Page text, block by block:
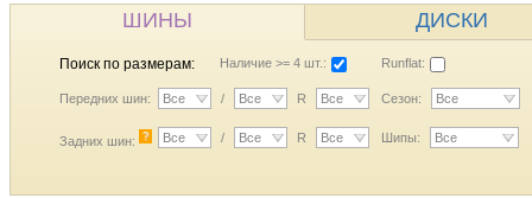
ШИНЫ ДИСКИ
Поиск по размерам: Наличие >= 4 шт.: Runflat:
Передних шин: Все / Все R Все Сезон: Все
Задних шин: ? Все / Все R Все Шипы: Все